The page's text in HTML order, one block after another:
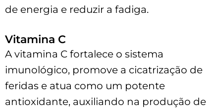
de energia e reduzir a fadiga.
Vitamina C
A vitamina C fortalece o sistema
imunológico, promove a cicatrização de
feridas e atua como um potente
antioxidante, auxiliando na produção de